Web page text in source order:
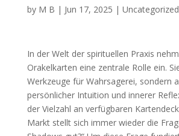
by M B | Jun 17, 2025 | Uncategorized
In der Welt der spirituellen Praxis
Orakelkarten eine zentrale Rolle ein.
Werkzeuge für Wahrsagerei, sondern
persönlicher Intuition und innerer
der Vielzahl an verfügbaren
Markt stellt sich immer wieder die